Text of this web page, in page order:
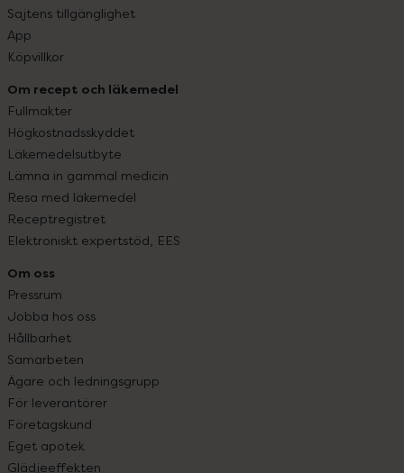
Sajtens tillgänglighet
App
Köpvillkor
Om recept och läkemedel
Fullmakter
Högkostnadsskyddet
Läkemedelsutbyte
Lämna in gammal medicin
Resa med läkemedel
Receptregistret
Elektroniskt expertstöd, EES
Om oss
Pressrum
Jobba hos oss
Hållbarhet
Samarbeten
Ägare och ledningsgrupp
För leverantörer
Företagskund
Eget apotek
Glädjeeffekten